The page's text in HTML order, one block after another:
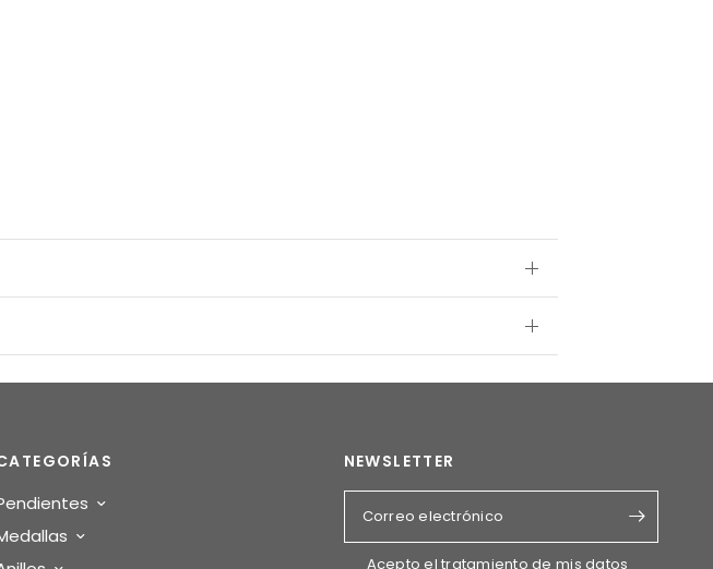
NEWSLETTER
Correo electrónico
Acepto el tratamiento de mis datos